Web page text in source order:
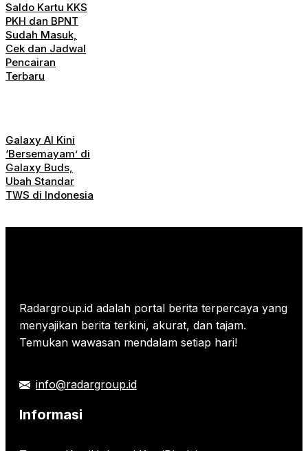
Saldo Kartu KKS
PKH dan BPNT
Sudah Masuk,
Cek dan Jadwal
Pencairan
Terbaru
Galaxy AI Kini
‘Bersemayam’ di
Galaxy Buds,
Ubah Standar
TWS di Indonesia
Radargroup.id adalah portal berita terpercaya yang
menyajikan berita terkini, akurat, dan tajam.
Temukan wawasan mendalam setiap hari!
info@radargroup.id
Informasi